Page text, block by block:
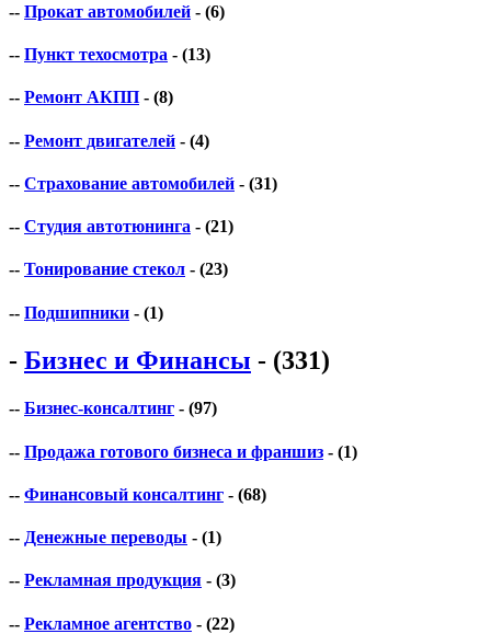
-- Прокат автомобилей - (6)
-- Пункт техосмотра - (13)
-- Ремонт АКПП - (8)
-- Ремонт двигателей - (4)
-- Страхование автомобилей - (31)
-- Студия автотюнинга - (21)
-- Тонирование стекол - (23)
-- Подшипники - (1)
- Бизнес и Финансы - (331)
-- Бизнес-консалтинг - (97)
-- Продажа готового бизнеса и франшиз - (1)
-- Финансовый консалтинг - (68)
-- Денежные переводы - (1)
-- Рекламная продукция - (3)
-- Рекламное агентство - (22)